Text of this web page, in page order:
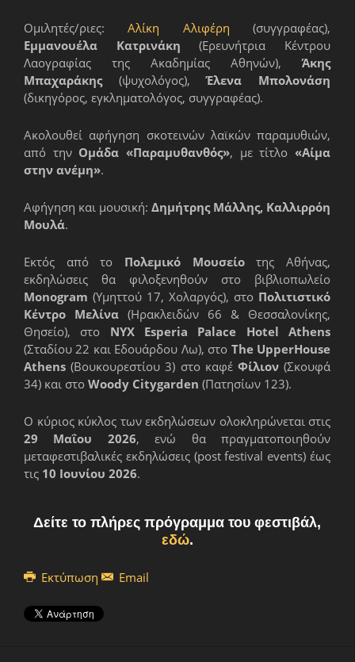
Ομιλητές/ριες:Αλίκη Αλιφέρη (συγγραφέας),
Εμμανουέλα Κατρινάκη(Ερευνήτρια Κέντρου
Λαογραφίας της Ακαδημίας Αθηνών), Άκης
Μπαχαράκης(ψυχολόγος), Έλενα Μπολονάση
(δικηγόρος, εγκληματολόγος, συγγραφέας).
Ακολουθεί αφήγηση σκοτεινών λαϊκών παραμυθιών,
από την Ομάδα «Παραμυθανθός», με τίτλο«Αίμα
στην ανέμη».
Αφήγηση και μουσική: Δημήτρης Μάλλης, Καλλιρρόη
Μουλά.
Εκτός από το Πολεμικό Μουσείοτης Αθήνας,
εκδηλώσεις θα φιλοξενηθούν στο βιβλιοπωλείο
Monogram (Υμηττού 17, Χολαργός), στο Πολιτιστικό
Κέντρο Μελίνα (Ηρακλειδών 66 & Θεσσαλονίκης,
Θησείο), στο NYX Esperia Palace Hotel Athens
(Σταδίου 22 και Εδουάρδου Λω), στο The UpperHouse
Athens(Βουκουρεστίου 3) στο καφέ Φίλιον(Σκουφά
34) και στο Woody Citygarden (Πατησίων 123).
Ο κύριος κύκλος των εκδηλώσεων ολοκληρώνεται στις
29 Μαΐου 2026, ενώ θα πραγματοποιηθούν
μεταφεστιβαλικές εκδηλώσεις (post festival events) έως
τις 10 Ιουνίου 2026.
Δείτε το πλήρες πρόγραμμα του φεστιβάλ,
εδώ.
Εκτύπωση Email